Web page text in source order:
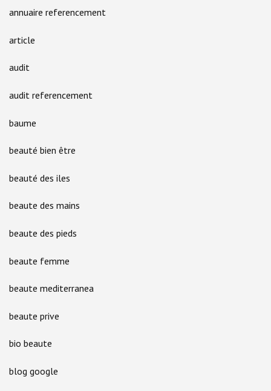
annuaire referencement
article
audit
audit referencement
baume
beauté bien être
beauté des iles
beaute des mains
beaute des pieds
beaute femme
beaute mediterranea
beaute prive
bio beaute
blog google